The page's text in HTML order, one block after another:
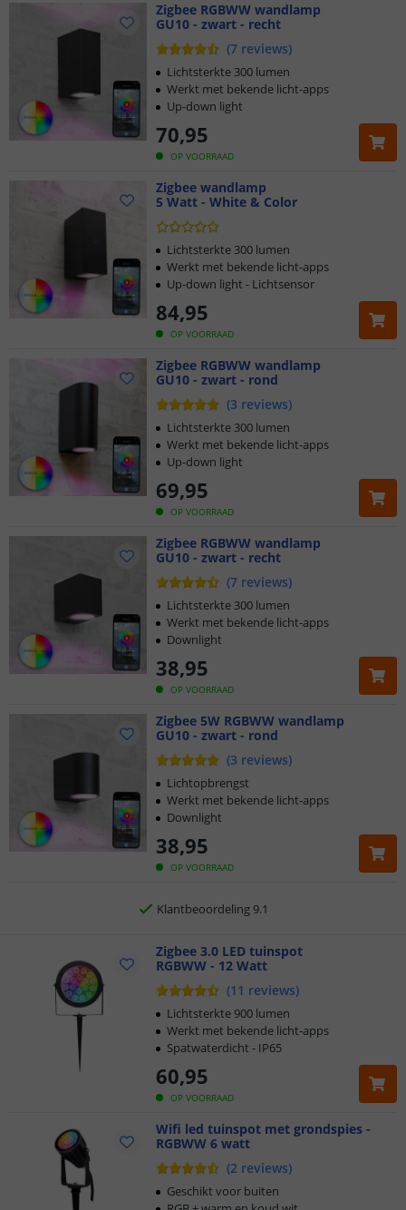
Zigbee RGBWW wandlamp
GU10 - zwart - recht
(7 reviews)
OP VOORRAAD
70,95
Lichtsterkte 300 lumen
Werkt met bekende licht-apps
Up-down light
Zigbee wandlamp
5 Watt - White & Color
OP VOORRAAD
84,95
Lichtsterkte 300 lumen
Werkt met bekende licht-apps
Up-down light - Lichtsensor
Zigbee RGBWW wandlamp
GU10 - zwart - rond
(3 reviews)
OP VOORRAAD
69,95
Lichtsterkte 300 lumen
Werkt met bekende licht-apps
Up-down light
Zigbee RGBWW wandlamp
GU10 - zwart - recht
(7 reviews)
OP VOORRAAD
38,95
Lichtsterkte 300 lumen
Werkt met bekende licht-apps
Downlight
Zigbee 5W RGBWW wandlamp
GU10 - zwart - rond
(3 reviews)
OP VOORRAAD
38,95
Lichtopbrengst
Werkt met bekende licht-apps
Downlight
Voor 23:45 uur besteld,
2 jaar garantie
Gratis verzending vanaf € 20,-
morgen in huis
Zigbee 3.0 LED tuinspot
RGBWW - 12 Watt
(11 reviews)
OP VOORRAAD
60,95
Lichtsterkte 900 lumen
Werkt met bekende licht-apps
Spatwaterdicht - IP65
Wifi led tuinspot met grondspies -
RGBWW 6 watt
(2 reviews)
Geschikt voor buiten